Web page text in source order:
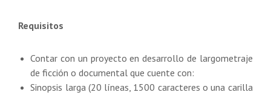
Requisitos
Contar con un proyecto en desarrollo de largometraje
de ficción o documental que cuente con:
Sinopsis larga (20 líneas, 1500 caracteres o una carilla